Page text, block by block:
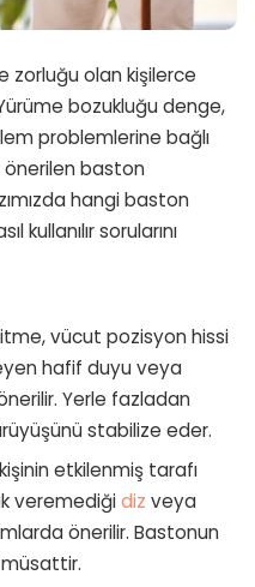
olan kişilerce
bozukluğu denge,
problemlerine bağlı
önerilen baston
hangi baston
sorularını
vücut pozisyon hissi
hafif duyu veya
Yerle fazladan
stabilize eder.
etkilenmiş tarafı
veremediğidiz veya
önerilir. Bastonun